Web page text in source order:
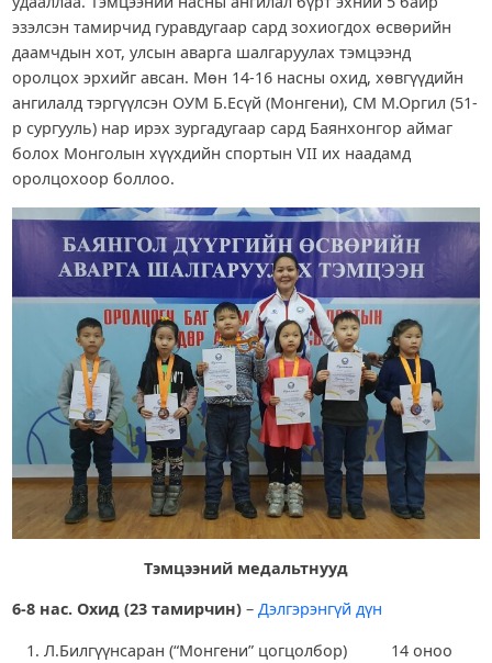
эзэлсэн тамирчид гуравдугаар сард зохиогдох өсвөрийн
даамчдын хот, улсын аварга шалгаруулах тэмцээнд
оролцох эрхийг авсан. Мөн 14-16 насны охид, хөвгүүдийн
ангилалд тэргүүлсэн ОУМ Б.Есүй (Монгени), СМ М.Оргил (51-
р сургууль) нар ирэх зургадугаар сард Баянхонгор аймаг
болох Монголын хүүхдийн спортын VII их наадамд
оролцохоор боллоо.
Тэмцээний медальтнууд
6-8 нас. Охид (23 тамирчин)– Дэлгэрэнгүй дүн
Л.Билгүүнсаран (“Монгени” цогцолбор) 14 оноо